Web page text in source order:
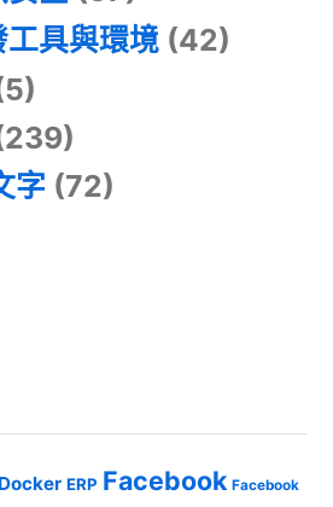
工具與環境(42)
字 (72)
Docker ERP Facebook Facebook